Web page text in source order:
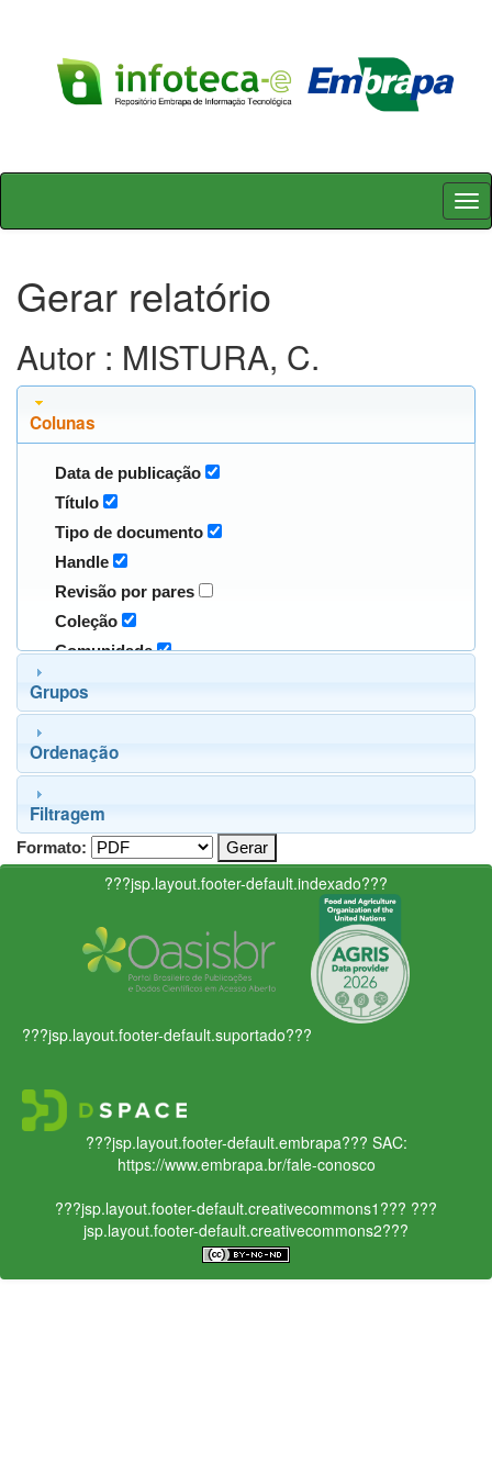
Skip
Gerar relatório
Autor : MISTURA, C.
Colunas
Data de publicação
Título
Tipo de documento
Handle
Revisão por pares
Coleção
Comunidade
Grupos
Ordenação
Filtragem
Formato:
???jsp.layout.footer-default.indexado???
???jsp.layout.footer-default.suportado???
???jsp.layout.footer-default.embrapa??? SAC:
https://www.embrapa.br/fale-conosco
???jsp.layout.footer-default.creativecommons1??? ???
jsp.layout.footer-default.creativecommons2???